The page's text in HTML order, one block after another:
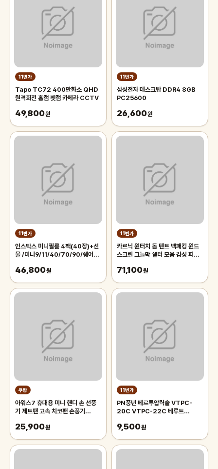
11번가
Tapo TC72 400만화소 QHD
원격회전 홈캠 펫캠 카메라 CCTV
49,800원
11번가
삼성전자 데스크탑 DDR4 8GB
PC25600
26,600원
11번가
인스탁스 미니필름 4팩(40장)+선
물 /미니9/11/40/70/90/쉐어2/
46,800원
11번가
카르닉 원터치 돔 텐트 백패킹 윈드
스크린 그늘막 쉘터 모음 감성 피크
71,100원
쿠팡
아워스7 휴대용 미니 핸디 손 선풍
기 제트팬 고속 치코팬 손풍기
(OFN1A1SW)
25,900원
11번가
PN풍년 베르투압력솥 VTPC-
20C VTPC-22C 베루트
9,500원